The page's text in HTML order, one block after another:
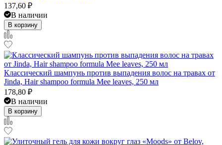
137,60 ₽
В наличии
В корзину
Классический шампунь против выпадения волос на травах от
Jinda, Hair shampoo formula Mee leaves, 250 мл
178,80 ₽
В наличии
В корзину